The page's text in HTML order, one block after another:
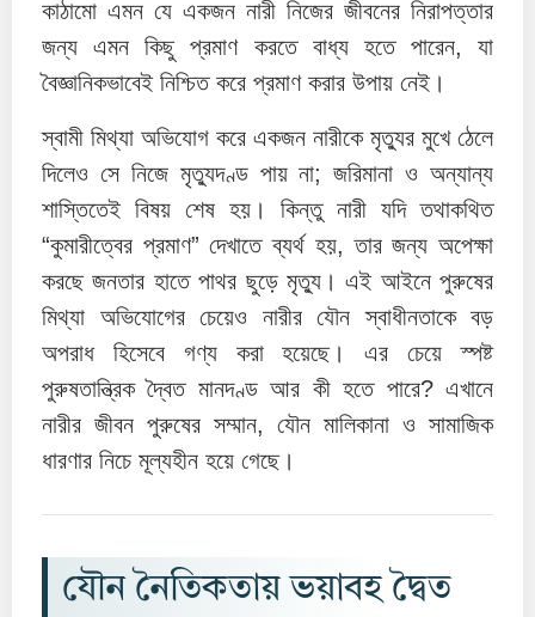
কাঠামো এমন যে একজন নারী নিজের জীবনের নিরাপত্তার
জন্য এমন কিছু প্রমাণ করতে বাধ্য হতে পারেন, যা
বৈজ্ঞানিকভাবেই নিশ্চিত করে প্রমাণ করার উপায় নেই।
স্বামী মিথ্যা অভিযোগ করে একজন নারীকে মৃত্যুর মুখে ঠেলে
দিলেও সে নিজে মৃত্যুদণ্ড পায় না; জরিমানা ও অন্যান্য
শাস্তিতেই বিষয় শেষ হয়। কিন্তু নারী যদি তথাকথিত
“কুমারীত্বের প্রমাণ” দেখাতে ব্যর্থ হয়, তার জন্য অপেক্ষা
করছে জনতার হাতে পাথর ছুড়ে মৃত্যু। এই আইনে পুরুষের
মিথ্যা অভিযোগের চেয়েও নারীর যৌন স্বাধীনতাকে বড়
অপরাধ হিসেবে গণ্য করা হয়েছে। এর চেয়ে স্পষ্ট
পুরুষতান্ত্রিক দ্বৈত মানদণ্ড আর কী হতে পারে? এখানে
নারীর জীবন পুরুষের সম্মান, যৌন মালিকানা ও সামাজিক
ধারণার নিচে মূল্যহীন হয়ে গেছে।
যৌন নৈতিকতায় ভয়াবহ দ্বৈত